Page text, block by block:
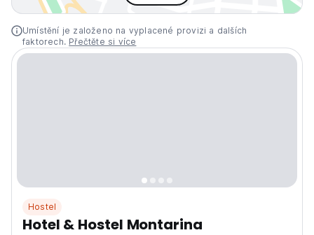
Umístění je založeno na vyplacené provizi a dalších
faktorech. Přečtěte si více
Hostel
Hotel & Hostel Montarina